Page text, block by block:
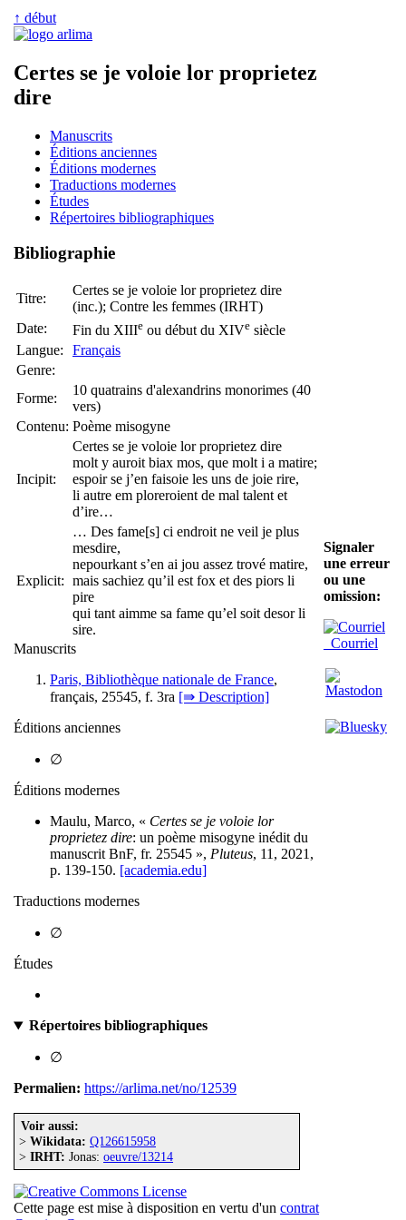
↑ début
Certes se je voloie lor proprietez
dire
Manuscrits
Éditions anciennes
Éditions modernes
Traductions modernes
Études
Répertoires bibliographiques
Bibliographie
Titre:
Certes se je voloie lor proprietez dire
(inc.); Contre les femmes (IRHT)
Date:
Fin du XIIIe ou début du XIVe siècle
Langue:
Français
Genre:
Forme:
10 quatrains d'alexandrins monorimes (40
vers)
Contenu: Poème misogyne
Incipit:
Certes se je voloie lor proprietez dire
molt y auroit biax mos, que molt i a matire;
espoir se j’en faisoie les uns de joie rire,
li autre em ploreroient de mal talent et
d’ire…
Explicit:
… Des fame[s] ci endroit ne veil je plus
mesdire,
nepourkant s’en ai jou assez trové matire,
mais sachiez qu’il est fox et des piors li
pire
qui tant aimme sa fame qu’el soit desor li
sire.
Manuscrits
Paris, Bibliothèque nationale de France,
français, 25545, f. 3ra [⇛ Description]
Éditions anciennes
∅
Éditions modernes
Maulu, Marco, « Certes se je voloie lor
proprietez dire: un poème misogyne inédit du
manuscrit BnF, fr. 25545 », Pluteus, 11, 2021,
p. 139-150. [academia.edu]
Traductions modernes
∅
Études
Répertoires bibliographiques
∅
Permalien: https://arlima.net/no/12539
Voir aussi:
> Wikidata: Q126615958
> IRHT: Jonas: oeuvre/13214
Cette page est mise à disposition en vertu d'un contrat
Signaler
une erreur
ou une
omission:
Courriel